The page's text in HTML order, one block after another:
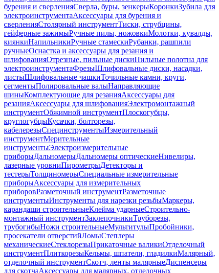
бурения и сверленияСверла, буры, зенкерыКоронкиЗубила для
электроинструментаАксессуары для бурения и
сверленияСтолярный инструментТиски, струбцины,
гейферные зажимыРучные пилы, ножовкиМолотки, кувалды,
киянкиНапильникиРучные стамескиРубанки, рашпили
ручныеОснастка и аксессуары для резания и
шлифованияОтрезные, пильные дискиПильные полотна для
электроинструментаФрезыШлифовальные диски, насадки,
листыШлифовальные чашкиТочильные камни, круги,
сегментыПолировальные валыНаправляющие
шиныКомплектующие для резанияАксессуары для
резанияАксессуары для шлифованияЭлектромонтажный
инструментОбжимной инструментПлоскогубцы,
круглогубцыКусачки, болторезы,
кабелерезыСпецинструментыИзмерительный
инструментМерительные
инструментыЭлектроизмерительные
приборыДальномерыДальномеры оптическиеНивелиры,
лазерные уровниПирометрыДетекторы и
тестерыТолщиномерыСпециальные измерительные
приборыАксессуары для измерительных
приборовРазметочный инструментРазметочные
инструментыИнструменты для нарезки резьбыМаркеры,
карандаши строительныеКлейма ударныеСтроительно-
монтажный инструментЗаклепочникиТруборезы,
трубогибыНожи строительныеМультитулыПробойники,
просекатели отверстийЛомыСтеплеры
механическиеСтеклорезыПрикаточные валикиОтделочный
инструментПлиткорезыКельмы, шпатели, гладилкиМалярный,
отделочный инструментСкотч, ленты малярныеДиспенсеры
для скотчаАксессуары для малярных, отделочных